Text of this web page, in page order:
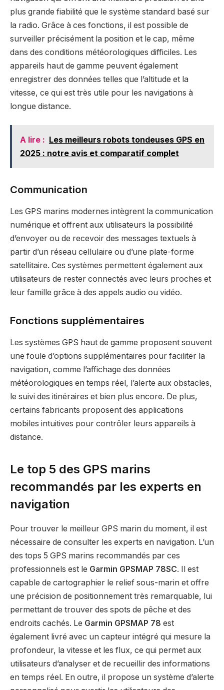
plus grande fiabilité que le système standard basé sur
la radio. Grâce à ces fonctions, il est possible de
surveiller précisément la position et le cap, même
dans des conditions météorologiques difficiles. Les
appareils haut de gamme peuvent également
enregistrer des données telles que l’altitude et la
vitesse, ce qui est très utile pour les navigations à
longue distance.
A lire : Les meilleurs robots tondeuses GPS en
2025 : notre avis et comparatif complet
Communication
Les GPS marins modernes intègrent la communication
numérique et offrent aux utilisateurs la possibilité
d’envoyer ou de recevoir des messages textuels à
partir d’un réseau cellulaire ou d’une plate-forme
satellitaire. Ces systèmes permettent également aux
utilisateurs de rester connectés avec leurs proches et
leur famille grâce à des appels audio ou vidéo.
Fonctions supplémentaires
Les systèmes GPS haut de gamme proposent souvent
une foule d’options supplémentaires pour faciliter la
navigation, comme l’affichage des données
météorologiques en temps réel, l’alerte aux obstacles,
le suivi des itinéraires et bien plus encore. De plus,
certains fabricants proposent des applications
mobiles intuitives pour contrôler leurs appareils à
distance.
Le top 5 des GPS marins
recommandés par les experts en
navigation
Pour trouver le meilleur GPS marin du moment, il est
nécessaire de consulter les experts en navigation. L’un
des tops 5 GPS marins recommandés par ces
professionnels est le Garmin GPSMAP 78SC. Il est
capable de cartographier le relief sous-marin et offre
une précision de positionnement très remarquable, lui
permettant de trouver des spots de pêche et des
endroits cachés. Le Garmin GPSMAP 78 est
également livré avec un capteur intégré qui mesure la
profondeur, la vitesse et les flux, ce qui permet aux
utilisateurs d’analyser et de recueillir des informations
en temps réel. En outre, il propose un système d’alerte